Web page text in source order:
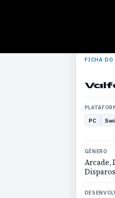
FICHA DO
PC
GÉNERO
Arcade,
Disparos